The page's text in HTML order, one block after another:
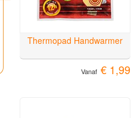
Thermopad Handwarmer
Vanaf € 1,99